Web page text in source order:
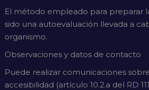
El método empleado para preparar
sido una autoevaluación llevada a
organismo.
Observaciones y datos de contacto
Puede realizar comunicaciones
accesibilidad (artículo 10.2.a del RD